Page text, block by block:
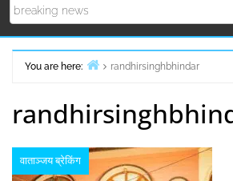
You are here:
randhirsinghbhindar
वाताञ्जय ब्रेकिंग